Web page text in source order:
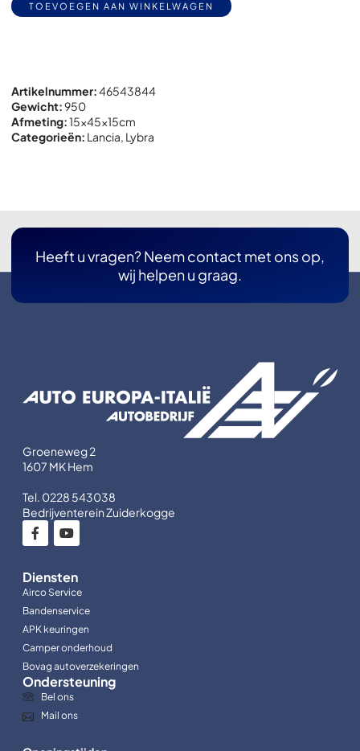
TOEVOEGEN AAN WINKELWAGEN
Artikelnummer:46543844
Gewicht:950
Afmeting:15x45x15cm
Categorieën: Lancia, Lybra
Heeft u vragen? Neem contact met ons op,
wij helpen u graag.
Groeneweg 2
1607 MK Hem
Tel. 0228 543038
Bedrijventerein Zuiderkogge
Diensten
Airco Service
Bandenservice
APK keuringen
Camper onderhoud
Bovag autoverzekeringen
Ondersteuning
Bel ons
Mail ons